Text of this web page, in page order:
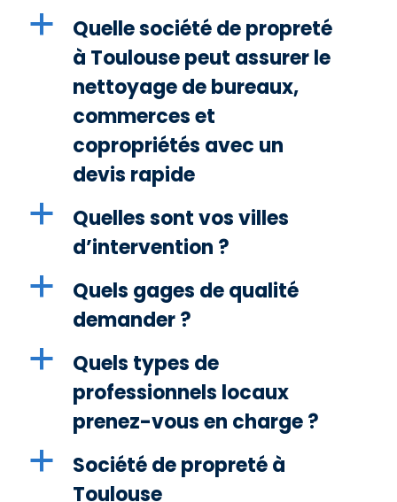
a
Quelle société de propreté
à Toulouse peut assurer le
nettoyage de bureaux,
commerces et
copropriétés avec un
devis rapide
a
Quelles sont vos villes
d’intervention ?
a
Quels gages de qualité
demander ?
a
Quels types de
professionnels locaux
prenez-vous en charge ?
a
Société de propreté à
Toulouse